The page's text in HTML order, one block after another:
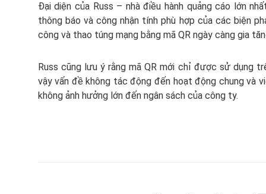
Đại diện của Russ – nhà điều hành quảng cáo lớn
thông báo và công nhận tính phù hợp của các biện
công và thao túng mạng bằng mã QR ngày càng gia
Russ cũng lưu ý rằng mã QR mới chỉ được sử dụng
vậy vấn đề không tác động đến hoạt động chung và
không ảnh hưởng lớn đến ngân sách của công ty.